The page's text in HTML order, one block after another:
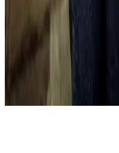
Como você viu no artigo,
para manter um bom fluxo de
mercadorias vendidas como
um bom gerenciamento
Aproveite a visita ao nosso
cursos, consultorias e todo o
seu negócio!